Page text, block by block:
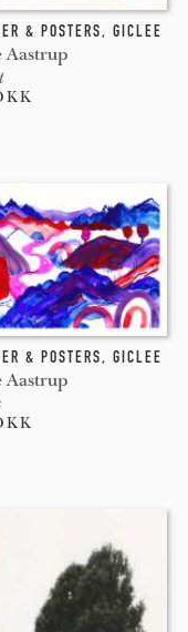
& POSTERS, GICLEE
Aastrup
& POSTERS, GICLEE
Aastrup